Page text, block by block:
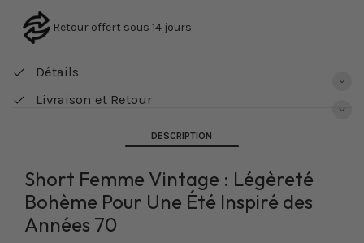
Retour offert sous 14 jours
Détails
Livraison et Retour
DESCRIPTION
Short Femme Vintage : Légèreté
Bohème Pour Une Été Inspiré des
Années 70